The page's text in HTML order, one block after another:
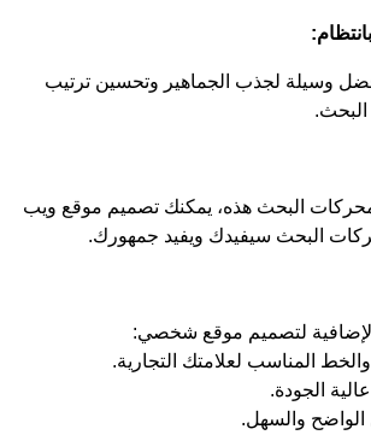
وسيلة لجذب الجماهير وتحسين ترتيب
محركات البحث هذه، يمكنك تصميم موقع ويب
البحث سيفيدك ويفيد جمهورك.
لتصميم موقع شخصي:
المناسب لعلامتك التجارية.
الجودة.
الواضح والسهل.